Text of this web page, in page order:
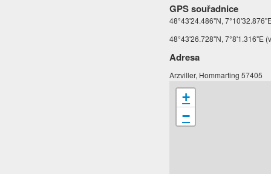
GPS souřadnice
48°43'24.486"N,
48°43'26.728"N, 7°8'1.316"E
Adresa
Arzviller, Hommarting 57405
+
−